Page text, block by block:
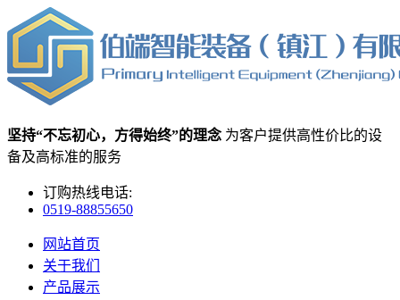
坚持“不忘初心，方得始终”的理念 为客户提供高性价比的设
备及高标准的服务
订购热线电话:
0519-88855650
网站首页
关于我们
产品展示